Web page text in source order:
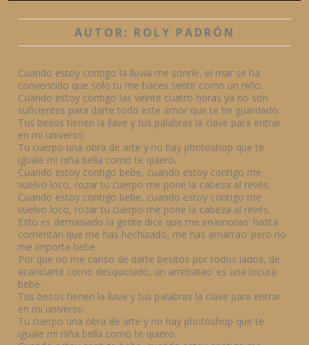
AUTOR: ROLY PADRÓN
Cuando estoy contigo la lluvia me sonríe, el mar se ha
convencido que solo tu me haces sentir como un niño.
Cuando estoy contigo las veinte cuatro horas ya no son
suficientes para darte todo este amor que te he guardado.
Tus besos tienen la llave y tus palabras la clave para entrar
en mi universo.
Tu cuerpo una obra de arte y no hay photoshop que te
iguale mi niña bella como te quiero.
Cuando estoy contigo bebe, cuando estoy contigo me
vuelvo loco, rozar tu cuerpo me pone la cabeza al revés.
Cuando estoy contigo bebe, cuando estoy contigo me
vuelvo loco, rozar tu cuerpo me pone la cabeza al revés.
Esto es demasiado la gente dice que me enamorao’ hasta
comentan que me has hechizado, me has amarrao’ pero no
me importa bebe.
Por que no me canso de darte besitos por todos lados, de
acariciarte como desquiciado, un arrebatao’ es una locura
bebe.
Tus besos tienen la llave y tus palabras la clave para entrar
en mi universo.
Tu cuerpo una obra de arte y no hay photoshop que te
iguale mi niña bella como te quiero.